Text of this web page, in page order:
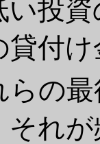
い投
貸付
らの
それ